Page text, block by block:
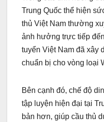
Trung Quốc thể hiện
thủ Việt Nam thường
ảnh hưởng trực tiếp
tuyển Việt Nam đã xây
chuẩn bị cho vòng loại
Bên cạnh đó, chế độ
tập luyện hiện đại tại
bản hơn, giúp cầu thủ